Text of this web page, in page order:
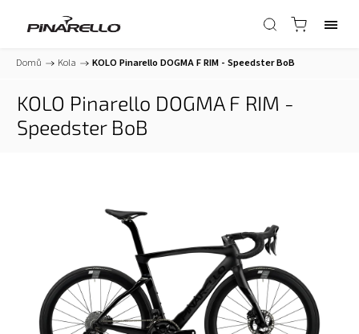
Domů / Kola / KOLO Pinarello DOGMA F RIM - Speedster BoB
KOLO Pinarello DOGMA F RIM -
Speedster BoB